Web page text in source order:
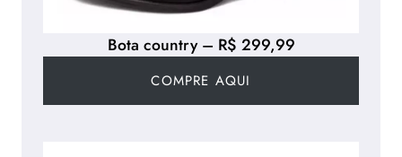
Bota country – R$ 299,99
COMPRE AQUI